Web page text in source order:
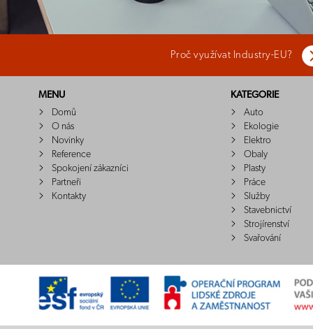
Proč využívat Industry-EU?
MENU
Domů
O nás
Novinky
Reference
Spokojení zákazníci
Partneři
Kontakty
KATEGORIE
Auto
Ekologie
Elektro
Obaly
Plasty
Práce
Služby
Stavebnictví
Strojírenství
Svařování